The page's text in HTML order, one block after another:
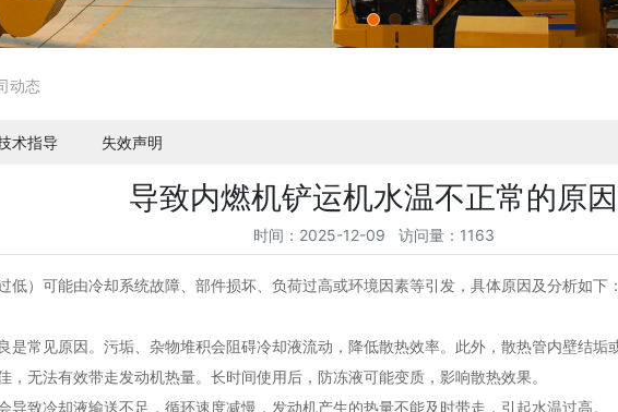
动态
术指导 失效声明
导致内燃机铲运机水温不正常的原因
时间：2025-12-09 访问量：1163
低）可能由冷却系统故障、部件损坏、负荷过高或环境因素等引发，具体原因及分析如下
是常见原因。污垢、杂物堆积会阻碍冷却液流动，降低散热效率。此外，散热管内壁结
，无法有效带走发动机热量。长时间使用后，防冻液可能变质，影响散热效果。
导致冷却液输送不足，循环速度减慢，发动机产生的热量不能及时带走，引起水温过高。